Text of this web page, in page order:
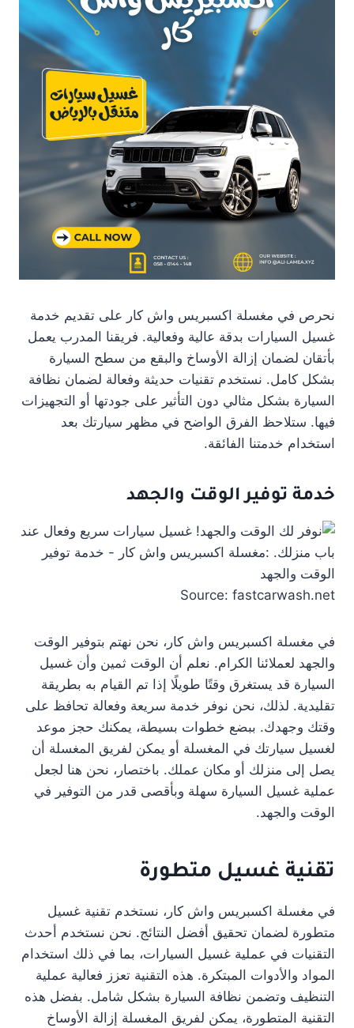
نحرص في مغسلة اكسبريس واش كار على تقديم خدمة
غسيل السيارات بدقة عالية وفعالية. فريقنا المدرب يعمل
بأتقان لضمان إزالة الأوساخ والبقع من سطح السيارة
بشكل كامل. نستخدم تقنيات حديثة وفعالة لضمان نظافة
السيارة بشكل مثالي دون التأثير على جودتها أو التجهيزات
فيها. ستلاحظ الفرق الواضح في مظهر سيارتك بعد
استخدام خدمتنا الفائقة.
خدمة توفير الوقت والجهد
Source: fastcarwash.net
في مغسلة اكسبريس واش كار، نحن نهتم بتوفير الوقت
والجهد لعملائنا الكرام. نعلم أن الوقت ثمين وأن غسيل
السيارة قد يستغرق وقتًا طويلًا إذا تم القيام به بطريقة
تقليدية. لذلك، نحن نوفر خدمة سريعة وفعالة تحافظ على
وقتك وجهدك. ببضع خطوات بسيطة، يمكنك حجز موعد
لغسيل سيارتك في المغسلة أو يمكن لفريق المغسلة أن
يصل إلى منزلك أو مكان عملك. باختصار، نحن هنا لجعل
عملية غسيل السيارة سهلة وبأقصى قدر من التوفير في
الوقت والجهد.
تقنية غسيل متطورة
في مغسلة اكسبريس واش كار، نستخدم تقنية غسيل
متطورة لضمان تحقيق أفضل النتائج. نحن نستخدم أحدث
التقنيات في عملية غسيل السيارات، بما في ذلك استخدام
المواد والأدوات المبتكرة. هذه التقنية تعزز فعالية عملية
التنظيف وتضمن نظافة السيارة بشكل شامل. بفضل هذه
التقنية المتطورة، يمكن لفريق المغسلة إزالة الأوساخ